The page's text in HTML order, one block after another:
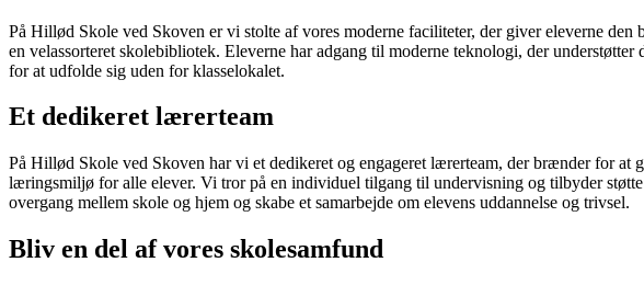
På Hillød Skole ved Skoven er vi stolte af vores moderne faciliteter, der giver eleverne
en velassorteret skolebibliotek. Eleverne har adgang til moderne teknologi, der
for at udfolde sig uden for klasselokalet.
Et dedikeret lærerteam
På Hillød Skole ved Skoven har vi et dedikeret og engageret lærerteam, der brænder for at
læringsmiljø for alle elever. Vi tror på en individuel tilgang til undervisning og tilbyder
overgang mellem skole og hjem og skabe et samarbejde om elevens uddannelse og trivsel.
Bliv en del af vores skolesamfund